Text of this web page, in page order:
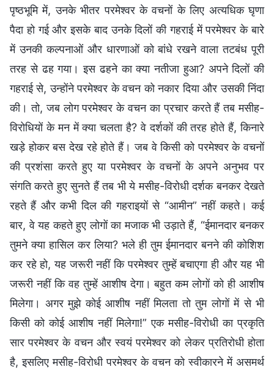
पृष्ठभूमि में, उनके भीतर परमेश्वर के वचनों के लिए अत्यधिक घृणा
पैदा हो गई और इसके बाद उनके दिलों की गहराई में परमेश्वर के बारे
में उनकी कल्पनाओं और धारणाओं को बांधे रखने वाला तटबंध पूरी
तरह से ढह गया। इस ढहने का क्या नतीजा हुआ? अपने दिलों की
गहराई से, उन्होंने परमेश्वर के वचन को नकार दिया और उसकी निंदा
की। तो, जब लोग परमेश्वर के वचन का प्रचार करते हैं तब मसीह-
विरोधियों के मन में क्या चलता है? वे दर्शकों की तरह होते हैं, किनारे
खड़े होकर बस देख रहे होते हैं। जब वे किसी को परमेश्वर के वचनों
की प्रशंसा करते हुए या परमेश्वर के वचनों के अपने अनुभव पर
संगति करते हुए सुनते हैं तब भी ये मसीह-विरोधी दर्शक बनकर देखते
रहते हैं और कभी दिल की गहराइयों से “आमीन” नहीं कहते। कई
बार, वे यह कहते हुए लोगों का मजाक भी उड़ाते हैं, “ईमानदार बनकर
तुमने क्या हासिल कर लिया? भले ही तुम ईमानदार बनने की कोशिश
कर रहे हो, यह जरूरी नहीं कि परमेश्वर तुम्हें बचाएगा ही और यह भी
जरूरी नहीं कि वह तुम्हें आशीष देगा। बहुत कम लोगों को ही आशीष
मिलेगा। अगर मुझे कोई आशीष नहीं मिलता तो तुम लोगों में से भी
किसी को कोई आशीष नहीं मिलेगा!” एक मसीह-विरोधी का प्रकृति
सार परमेश्वर के वचन और स्वयं परमेश्वर को लेकर प्रतिरोधी होता
है, इसलिए मसीह-विरोधी परमेश्वर के वचन को स्वीकारने में असमर्थ